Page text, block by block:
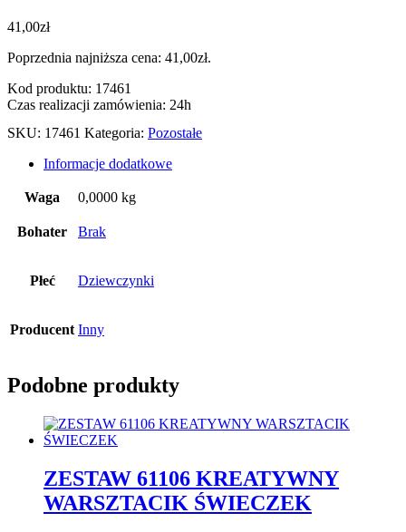
41,00zł
Poprzednia najniższa cena: 41,00zł.
Kod produktu: 17461
Czas realizacji zamówienia: 24h
SKU: 17461 Kategoria: Pozostałe
Informacje dodatkowe
Waga 0,0000 kg
Bohater Brak
Płeć Dziewczynki
Producent Inny
Podobne produkty
ZESTAW 61106 KREATYWNY
WARSZTACIK ŚWIECZEK